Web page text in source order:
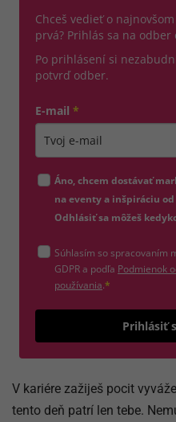
Chceš vedieť o
prvá? Prihlás sa na
Po prihlásení si
potvrď odber.
E-mail *
Áno, chcem dostávať
na eventy a inšpiráciu
Odhlásiť sa môžeš
Súhlasím so spracovaním
GDPR a podľa Podmienok
používania(otvorí sa v
.*
Prihlásiť
V kariére zažiješ pocit
tento deň patrí len tebe.